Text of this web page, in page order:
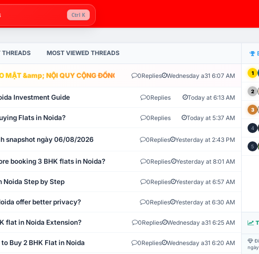
Ctrl K
THREADS MOST VIEWED THREADS
MẬT &amp; NỘI QUY CỘNG ĐỒNG VLIKE.VN: HỆ THỐNG GIÁM SÁT TỰ
0Replies Wednesday a31 6:07 AM
Investment Guide 0Replies Today at 6:13 AM
Flats in Noida? 0Replies Today at 5:37 AM
snapshot ngày 06/08/2026 0Replies Yesterday at 2:43 PM
booking 3 BHK flats in Noida? 0Replies Yesterday at 8:01 AM
Noida Step by Step 0Replies Yesterday at 6:57 AM
offer better privacy? 0Replies Yesterday at 6:30 AM
flat in Noida Extension? 0Replies Wednesday a31 6:25 AM
Buy 2 BHK Flat in Noida 0Replies Wednesday a31 6:20 AM
1
2
3
4
5